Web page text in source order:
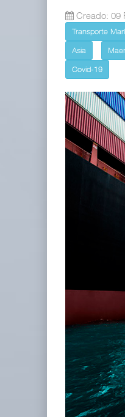
Creado: 09
Transporte
Asia
Covid-19
APM
05 AGO
TMAZ eleva
05 AGO